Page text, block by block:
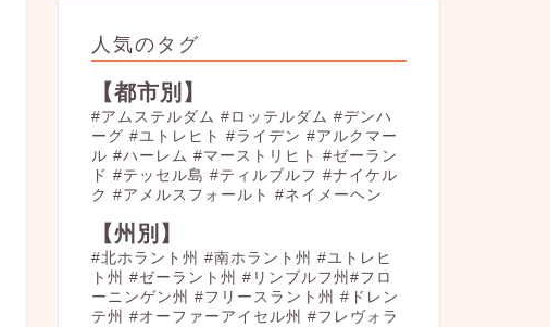
人気のタグ
【都市別】
#アムステルダム #ロッテルダム #デンハ
ーグ #ユトレヒト #ライデン #アルクマー
ル #ハーレム #マーストリヒト #ゼーラン
ド #テッセル島 #ティルブルフ #ナイケル
ク #アメルスフォールト #ネイメーヘン
【州別】
#北ホラント州 #南ホラント州 #ユトレヒ
ト州 #ゼーラント州 #リンブルフ州#フロ
ーニンゲン州 #フリースラント州 #ドレン
テ州 #オーファーアイセル州 #フレヴォラ